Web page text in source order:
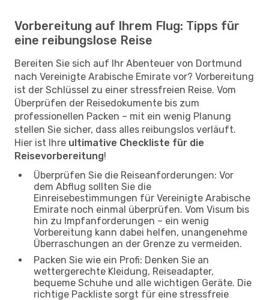
Vorbereitung auf Ihrem Flug: Tipps für
eine reibungslose Reise
Bereiten Sie sich auf Ihr Abenteuer von Dortmund
nach Vereinigte Arabische Emirate vor? Vorbereitung
ist der Schlüssel zu einer stressfreien Reise. Vom
Überprüfen der Reisedokumente bis zum
professionellen Packen – mit ein wenig Planung
stellen Sie sicher, dass alles reibungslos verläuft.
Hier ist Ihre ultimative Checkliste für die
Reisevorbereitung!
Überprüfen Sie die Reiseanforderungen: Vor
dem Abflug sollten Sie die
Einreisebestimmungen für Vereinigte Arabische
Emirate noch einmal überprüfen. Vom Visum bis
hin zu Impfanforderungen – ein wenig
Vorbereitung kann dabei helfen, unangenehme
Überraschungen an der Grenze zu vermeiden.
Packen Sie wie ein Profi: Denken Sie an
wettergerechte Kleidung, Reiseadapter,
bequeme Schuhe und alle wichtigen Geräte. Die
richtige Packliste sorgt für eine stressfreie